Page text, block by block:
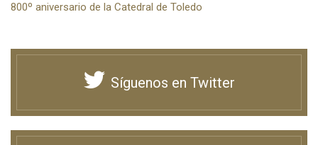
800º aniversario de la Catedral de Toledo
Síguenos en Twitter